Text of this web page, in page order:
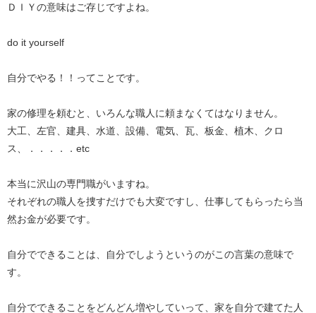
ＤＩＹの意味はご存じですよね。
do it yourself
自分でやる！！ってことです。
家の修理を頼むと、いろんな職人に頼まなくてはなりません。
大工、左官、建具、水道、設備、電気、瓦、板金、植木、クロ
ス、．．．．．etc
本当に沢山の専門職がいますね。
それぞれの職人を捜すだけでも大変ですし、仕事してもらったら当
然お金が必要です。
自分でできることは、自分でしようというのがこの言葉の意味で
す。
自分でできることをどんどん増やしていって、家を自分で建てた人